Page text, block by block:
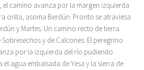
el camino avanza por la margen izquierda
orilla, asoma Berdún. Pronto se atraviesa
y Martes. Un camino recto de tierra
y de Calcones. El peregrino
por la izquierda del río pudiendo
agua embalsada de Yesa y la sierra de